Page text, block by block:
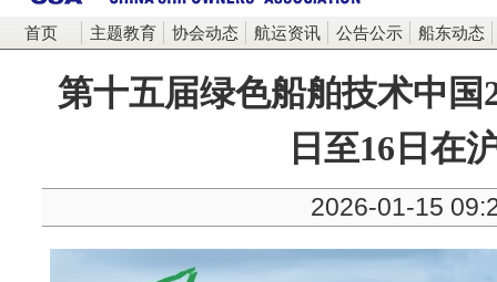
首页 主题教育 协会动态 航运资讯 公告公示 船东动态
第十五届绿色船舶技术中国
日至16日在
2026-01-15